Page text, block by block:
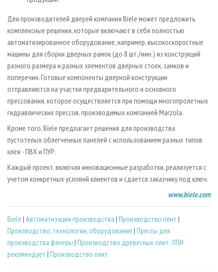
Для производителей дверей компания Biele может предложить
комплексные решения, которые включают в себя полностью
автоматизированное оборудование, например, высокоскоростные
машины для сборки дверных рамок (до 8 шт./мин.) из конструкций
разного размера и разных элементов дверных стоек, замков и
поперечин. Готовые компоненты дверной конструкции
отправляются на участки предварительного и основного
прессования, которое осуществляется при помощи многопролетных
гидравлических прессов, производимых компанией Marzola.
Кроме того, Biele предлагает решения для производства
пустотелых облегченных панелей с использованием разных типов
клея - ПВХ и ПУР.
Каждый проект, включая инновационные разработки, реализуется с
учетом конкретных условий клиентов и сдается заказчику под ключ.
www.biele.com
Biele | Автоматизация производства | Производство плит |
Производство, технологии, оборудование | Прессы для
производства фанеры | Производство древесных плит: ЛПИ
рекомендует | Производство плит